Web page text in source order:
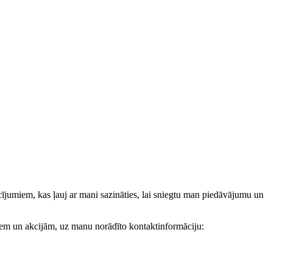
kas ļauj ar mani sazināties, lai sniegtu man piedāvājumu un
un akcijām, uz manu norādīto kontaktinformāciju: